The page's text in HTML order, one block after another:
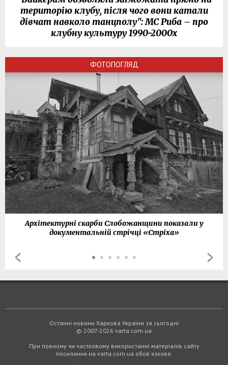
територію клубу, після чого вони катали
дівчат навколо танцполу": МС Риба – про
клубну культуру 1990-2000х
ФОТОПОГЛЯД
Архітектурні скарби Слобожанщини показали у
документальній стрічці «Стріха»
Останні новини Харкова України за сьогодні
© 2007-2026 varta.com.ua
При повному чи частковому використанні матеріалів сайту
посилання на varta.com.ua обов'язкове.